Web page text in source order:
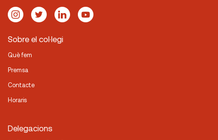
Sobre el col·legi
Què fem
Premsa
Contacte
Horaris
Delegacions